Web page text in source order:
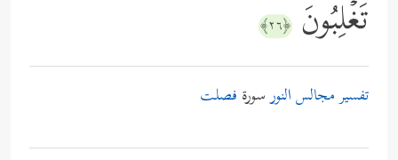
تَغۡلِبُونَ ﴿٢٦﴾
تفسير مجالس النورسورة فصلت